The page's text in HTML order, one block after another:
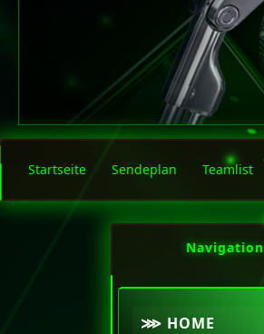
Startseite Sendeplan Teamlist
Navigation
⋙ HOME